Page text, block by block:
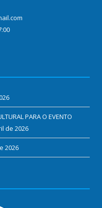
PARA O EVENTO
de 2026
2026